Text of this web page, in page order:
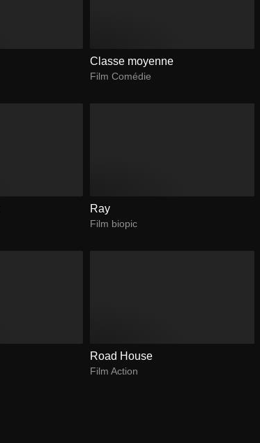
Classe moyenne
Film Comédie
Ray
Film biopic
Road House
Film Action